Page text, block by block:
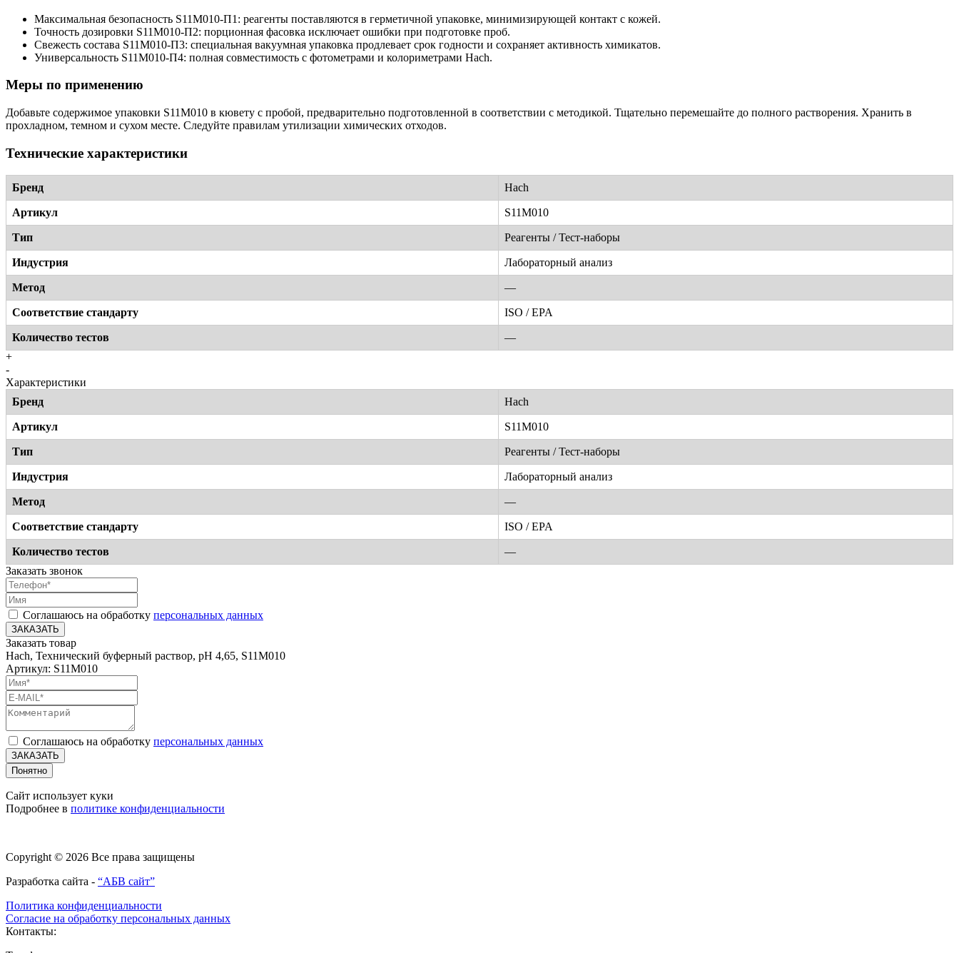
Максимальная безопасность S11M010-П1: реагенты поставляются в герметичной упаковке, минимизирующей контакт с кожей.
Точность дозировки S11M010-П2: порционная фасовка исключает ошибки при подготовке проб.
Свежесть состава S11M010-П3: специальная вакуумная упаковка продлевает срок годности и сохраняет активность химикатов.
Универсальность S11M010-П4: полная совместимость с фотометрами и колориметрами Hach.
Меры по применению
Добавьте содержимое упаковки S11M010 в кювету с пробой, предварительно подготовленной в соответствии с методикой. Тщательно перемешайте до полного растворения. Хранить в
прохладном, темном и сухом месте. Следуйте правилам утилизации химических отходов.
Технические характеристики
Бренд Hach
Артикул S11M010
Тип Реагенты / Тест-наборы
Индустрия Лабораторный анализ
Метод —
Соответствие стандарту ISO / EPA
Количество тестов
—
+
-
Характеристики
Бренд
Hach
Артикул S11M010
Тип Реагенты / Тест-наборы
Индустрия Лабораторный анализ
Метод —
Соответствие стандарту ISO / EPA
Количество тестов
—
Заказать звонок
Соглашаюсь на обработку персональных данных
ЗАКАЗАТЬ
Заказать товар
Hach, Технический буферный раствор, pH 4,65, S11M010
Артикул: S11M010
Соглашаюсь на обработку персональных данных
ЗАКАЗАТЬ
Понятно
Сайт использует куки
Подробнее в политике конфиденциальности
Copyright © 2026 Все права защищены
Разработка сайта - “АБВ сайт”
Политика конфиденциальности
Согласие на обработку персональных данных
Контакты: